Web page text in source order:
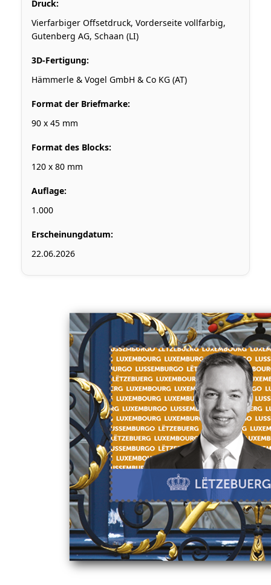
Druck:
Vierfarbiger Offsetdruck, Vorderseite vollfarbig,
Gutenberg AG, Schaan (LI)
3D-Fertigung:
Hämmerle & Vogel GmbH & Co KG (AT)
Format der Briefmarke:
90 x 45 mm
Format des Blocks:
120 x 80 mm
Auflage:
1.000
Erscheinungdatum:
22.06.2026